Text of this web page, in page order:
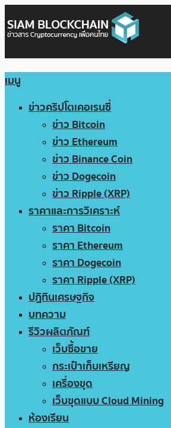
เมนู
ข่าวคริปโตเคอเรนซี่
ข่าว Bitcoin
ข่าว Ethereum
ข่าว Binance Coin
ข่าว Dogecoin
ข่าว Ripple (XRP)
ราคาและการวิเคราะห์
ราคา Bitcoin
ราคา Ethereum
ราคา Dogecoin
ราคา Ripple (XRP)
ปฏิทินเศรษฐกิจ
บทความ
รีวิวผลิตภัณฑ์
เว็บซื้อขาย
กระเป๋าเก็บเหรียญ
เครื่องขุด
เว็บขุดแบบ Cloud Mining
ห้องเรียน